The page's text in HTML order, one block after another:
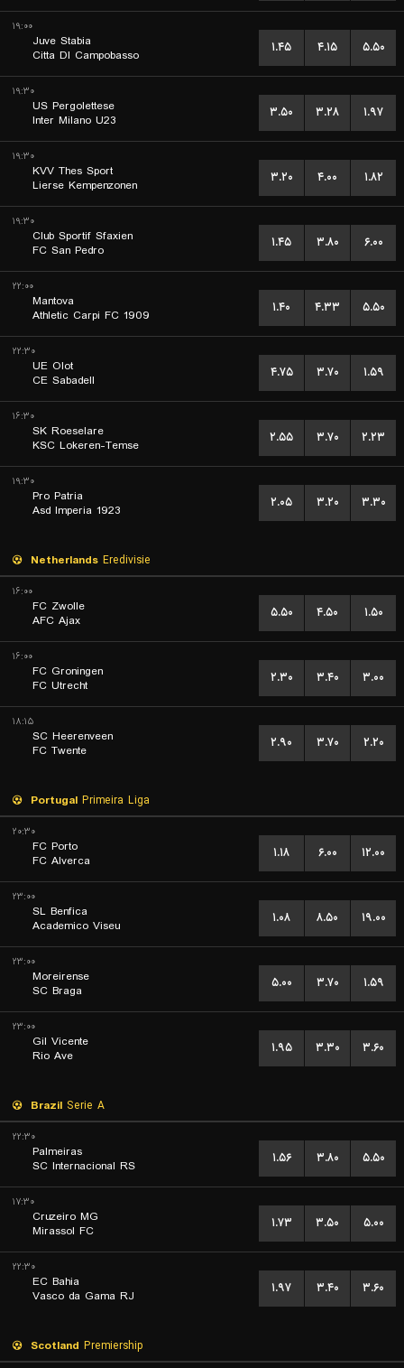
۱۹:۰۰
Juve Stabia
Citta DI Campobasso
۱.۴۵ ۴.۱۵ ۵.۵۰
۱۹:۳۰
US Pergolettese
Inter Milano U23
۳.۵۰ ۳.۲۸ ۱.۹۷
۱۹:۳۰
KVV Thes Sport
Lierse Kempenzonen
۳.۲۰ ۴.۰۰ ۱.۸۲
۱۹:۳۰
Club Sportif Sfaxien
FC San Pedro
۱.۴۵ ۳.۸۰ ۶.۰۰
۲۲:۰۰
Mantova
Athletic Carpi FC 1909
۱.۴۰ ۴.۳۳ ۵.۵۰
۲۲:۳۰
UE Olot
CE Sabadell
۴.۷۵ ۳.۷۰ ۱.۵۹
۱۶:۳۰
SK Roeselare
KSC Lokeren-Temse
۲.۵۵ ۳.۷۰ ۲.۲۳
۱۹:۳۰
Pro Patria
Asd Imperia 1923
۲.۰۵ ۳.۲۰ ۳.۳۰
Netherlands Eredivisie
۱۶:۰۰
FC Zwolle
AFC Ajax
۵.۵۰ ۴.۵۰ ۱.۵۰
۱۶:۰۰
FC Groningen
FC Utrecht
۲.۳۰ ۳.۴۰ ۳.۰۰
۱۸:۱۵
SC Heerenveen
FC Twente
۲.۹۰ ۳.۷۰ ۲.۲۰
Portugal Primeira Liga
۲۰:۳۰
FC Porto
FC Alverca
۱.۱۸ ۶.۰۰ ۱۲.۰۰
۲۳:۰۰
SL Benfica
Academico Viseu
۱.۰۸ ۸.۵۰ ۱۹.۰۰
۲۳:۰۰
Moreirense
SC Braga
۵.۰۰ ۳.۷۰ ۱.۵۹
۲۳:۰۰
Gil Vicente
Rio Ave
۱.۹۵ ۳.۳۰ ۳.۶۰
Brazil Serie A
۲۲:۳۰
Palmeiras
SC Internacional RS
۱.۵۶ ۳.۸۰ ۵.۵۰
۱۷:۳۰
Cruzeiro MG
Mirassol FC
۱.۷۳ ۳.۵۰ ۵.۰۰
۲۲:۳۰
EC Bahia
Vasco da Gama RJ
۱.۹۷ ۳.۴۰ ۳.۶۰
Scotland Premiership